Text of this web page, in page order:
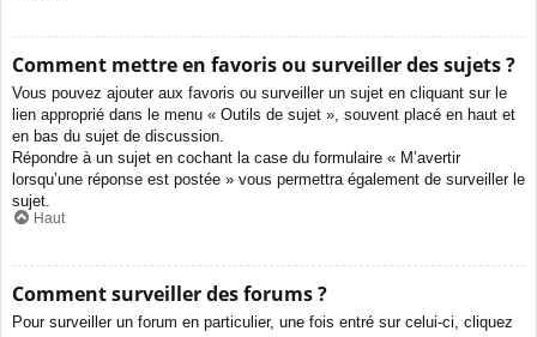
Comment mettre en favoris ou surveiller des sujets ?
Vous pouvez ajouter aux favoris ou surveiller un sujet en cliquant sur le
lien approprié dans le menu « Outils de sujet », souvent placé en haut et
en bas du sujet de discussion.
Répondre à un sujet en cochant la case du formulaire « M’avertir
lorsqu’une réponse est postée » vous permettra également de surveiller le
sujet.
Haut
Comment surveiller des forums ?
Pour surveiller un forum en particulier, une fois entré sur celui-ci, cliquez